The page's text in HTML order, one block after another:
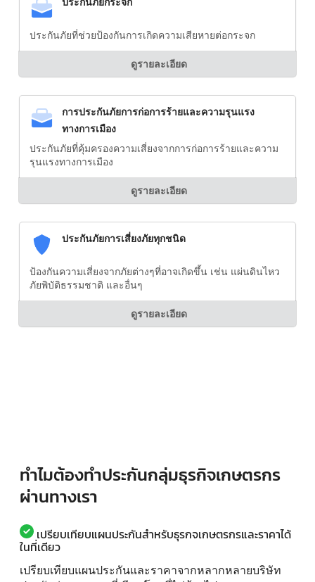
ประกันภัยที่ช่วยป้องกันการเกิดความเสียหายต่อกระจก
ดูรายละเอียด
การประกันภัยการก่อการร้ายและความรุนแรง
ทางการเมือง
ประกันภัยที่คุ้มครองความเสี่ยงจากการก่อการร้ายและความ
รุนแรงทางการเมือง
ดูรายละเอียด
ประกันภัยการเสี่ยงภัยทุกชนิด
ป้องกันความเสี่ยงจากภัยต่างๆที่อาจเกิดขึ้น เช่น แผ่นดินไหว
ภัยพิบัติธรรมชาติ และอื่นๆ
ดูรายละเอียด
ทำไมต้องทำประกันกลุ่มธุรกิจเกษตรกร
ผ่านทางเรา
เปรียบเทียบแผนประกันสำหรับธุรกจเกษตรกรและราคาได้
ในที่เดียว
เปรียบเทียบแผนประกันและราคาจากหลากหลายบริษัท